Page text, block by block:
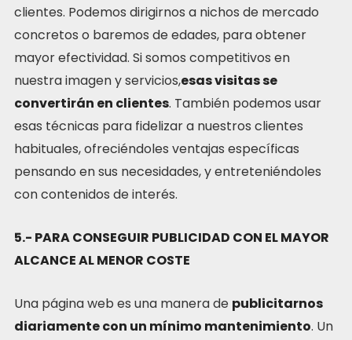
clientes. Podemos dirigirnos a nichos de mercado
concretos o baremos de edades, para obtener
mayor efectividad. Si somos competitivos en
nuestra imagen y servicios,esas visitas se
convertirán en clientes. También podemos usar
esas técnicas para fidelizar a nuestros clientes
habituales, ofreciéndoles ventajas específicas
pensando en sus necesidades, y entreteniéndoles
con contenidos de interés.
5.- PARA CONSEGUIR PUBLICIDAD CON EL MAYOR
ALCANCE AL MENOR COSTE
Una página web es una manera de publicitarnos
diariamente con un mínimo mantenimiento. Un